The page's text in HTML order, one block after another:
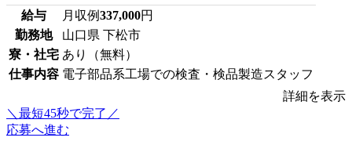
給与 月収例337,000円
勤務地
山口県 下松市
寮・社宅 あり（無料）
仕事内容 電子部品系工場での検査・検品製造スタッフ
詳細を表示
＼最短45秒で完了／
応募へ進む